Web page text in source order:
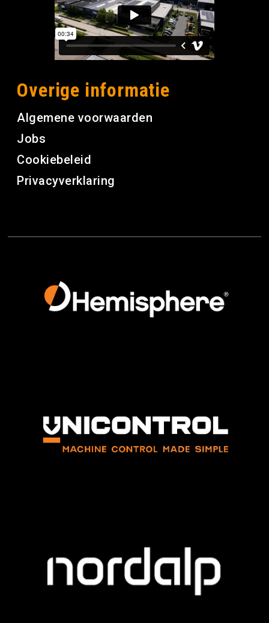
Overige informatie
Algemene voorwaarden
Jobs
Cookiebeleid
Privacyverklaring